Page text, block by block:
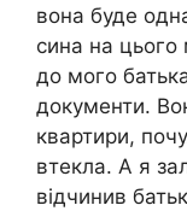
вона буде
сина на
до мого
документи.
квартири,
втекла. А я
відчинив